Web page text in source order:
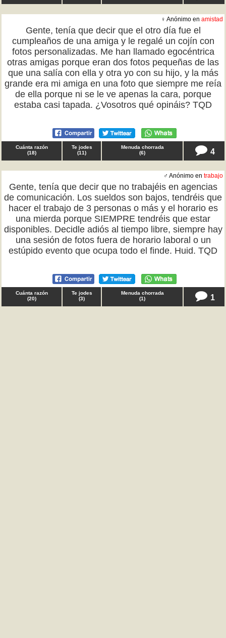
♀ Anónimo en amistad
Gente, tenía que decir que el otro día fue el
cumpleaños de una amiga y le regalé un cojín con
fotos personalizadas. Me han llamado egocéntrica
otras amigas porque eran dos fotos pequeñas de las
que una salía con ella y otra yo con su hijo, y la más
grande era mi amiga en una foto que siempre me reía
de ella porque ni se le ve apenas la cara, porque
estaba casi tapada. ¿Vosotros qué opináis? TQD
Cuánta razón
(18)
Te jodes
(11)
Menuda chorrada
(6) 4
♂ Anónimo en trabajo
Gente, tenía que decir que no trabajéis en agencias
de comunicación. Los sueldos son bajos, tendréis que
hacer el trabajo de 3 personas o más y el horario es
una mierda porque SIEMPRE tendréis que estar
disponibles. Decidle adiós al tiempo libre, siempre hay
una sesión de fotos fuera de horario laboral o un
estúpido evento que ocupa todo el finde. Huid. TQD
Cuánta razón
(20)
Te jodes
(3)
Menuda chorrada
(1) 1